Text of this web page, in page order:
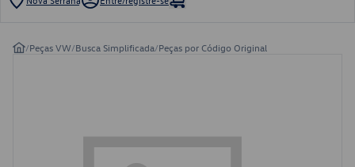
/Peças VW/Busca Simplificada/Peças por Código Original